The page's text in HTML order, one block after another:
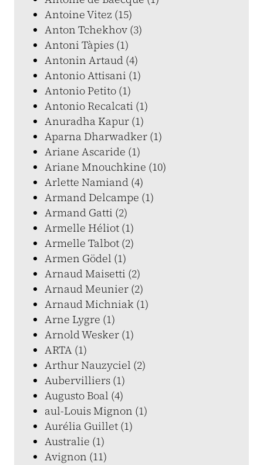
Antoine Vitez (15)
Anton Tchekhov (3)
Antoni Tàpies (1)
Antonin Artaud (4)
Antonio Attisani (1)
Antonio Petito (1)
Antonio Recalcati (1)
Anuradha Kapur (1)
Aparna Dharwadker (1)
Ariane Ascaride (1)
Ariane Mnouchkine (10)
Arlette Namiand (4)
Armand Delcampe (1)
Armand Gatti (2)
Armelle Héliot (1)
Armelle Talbot (2)
Armen Gödel (1)
Arnaud Maisetti (2)
Arnaud Meunier (2)
Arnaud Michniak (1)
Arne Lygre (1)
Arnold Wesker (1)
ARTA (1)
Arthur Nauzyciel (2)
Aubervilliers (1)
Augusto Boal (4)
aul-Louis Mignon (1)
Aurélia Guillet (1)
Australie (1)
Avignon (11)